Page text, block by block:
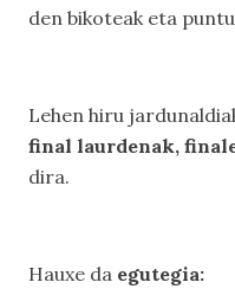
den bikoteak eta
Lehen hiru
final laurdenak,
dira.
Hauxe da egutegia: